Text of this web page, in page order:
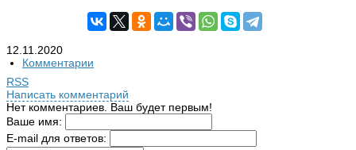
12.11.2020
Комментарии
RSS
Написать комментарий
Нет комментариев. Ваш будет первым!
Ваше имя:
E-mail для ответов: